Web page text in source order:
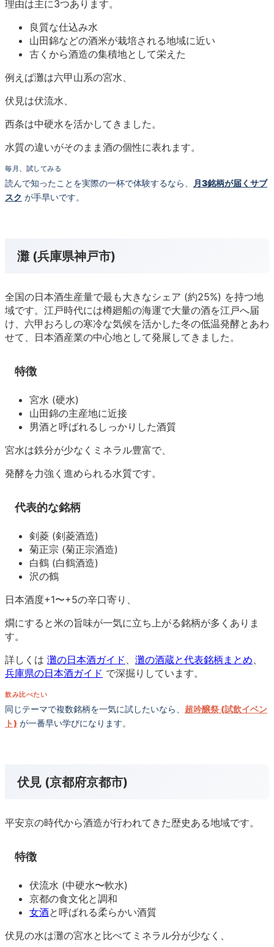
理由は主に3つあります。
良質な仕込み水
山田錦などの酒米が栽培される地域に近い
古くから酒造の集積地として栄えた
例えば灘は六甲山系の宮水、
伏見は伏流水、
西条は中硬水を活かしてきました。
水質の違いがそのまま酒の個性に表れます。
毎月、試してみる
読んで知ったことを実際の一杯で体験するなら、
月3銘柄が届くサブ
スク が手早いです。
灘 (兵庫県神戸市)
全国の日本酒生産量で最も大きなシェア (約25%) を持つ地
域です。江戸時代には樽廻船の海運で大量の酒を江戸へ届
け、六甲おろしの寒冷な気候を活かした冬の低温発酵とあわ
せて、日本酒産業の中心地として発展してきました。
特徴
宮水 (硬水)
山田錦の主産地に近接
男酒と呼ばれるしっかりした酒質
宮水は鉄分が少なくミネラル豊富で、
発酵を力強く進められる水質です。
代表的な銘柄
剣菱 (剣菱酒造)
菊正宗 (菊正宗酒造)
白鶴 (白鶴酒造)
沢の鶴
日本酒度+1〜+5の辛口寄り、
燗にすると米の旨味が一気に立ち上がる銘柄が多くありま
す。
詳しくは 灘の日本酒ガイド 、 灘の酒蔵と代表銘柄まとめ、
兵庫県の日本酒ガイド で深掘りしています。
飲み比べたい
同じテーマで複数銘柄を一気に試したいなら、 超吟醸祭 (試飲イベン
ト) が一番早い学びになります。
伏見 (京都府京都市)
平安京の時代から酒造が行われてきた歴史ある地域です。
特徴
伏流水 (中硬水〜軟水)
京都の食文化と調和
女酒と呼ばれる柔らかい酒質
伏見の水は灘の宮水と比べてミネラル分が少なく、